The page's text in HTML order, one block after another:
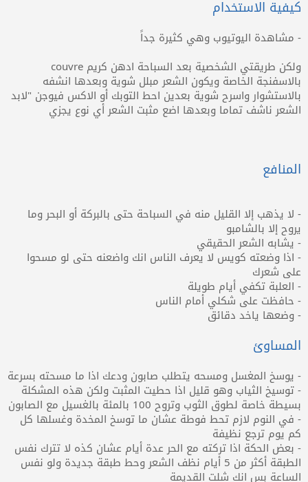
كيفية الاستخدام
- مشاهدة اليوتيوب وهي كثيرة جداً
ولكن طريقتي الشخصية بعد السباحة ادهن كريم couvre
بالاسفنجة الخاصة ويكون الشعر مبلل شوية وبعدها انشفه
بالاستشوار واسرح شوية بعدين احط التوبك أو الاكس فيوجن "لابد
الشعر ناشف تماما وبعدها اضع مثبت الشعر أي نوع يجزي
المنافع
- لا يذهب إلا القليل منه في السباحة حتى بالبركة أو البحر وما
يروح إلا بالشامبو
- يشابه الشعر الحقيقي
- اذا وضعته كويس لا يعرف الناس انك واضعنه حتى لو مسحوا
على شعرك
- العلبة تكفي أيام طويلة
- حافظت على شكلي أمام الناس
- وضعها ياخد دقائق
المساوئ
- يوسخ المغسل ومسحه يتطلب صابون ودعك اذا ما مسحته بسرعة
- توسيخ الثياب وهو قليل اذا حطيت المثبت ولكن هذه المشكلة
بسيطة خاصة لطوق الثوب وتروح 100 بالمئة بالغسيل مع الصابون
- في النوم لازم تحط فوطة عشان ما توسخ المخدة وغسلها كل
كم يوم ترجع نظيفة
- بعض الحكة اذا تركته مع الحر عدة أيام عشان كذه لا تترك نفس
الطبقة أكثر من 5 أيام نظف الشعر وحط طبقة جديدة ولو نفس
الساعة بس انك شلت القديمة